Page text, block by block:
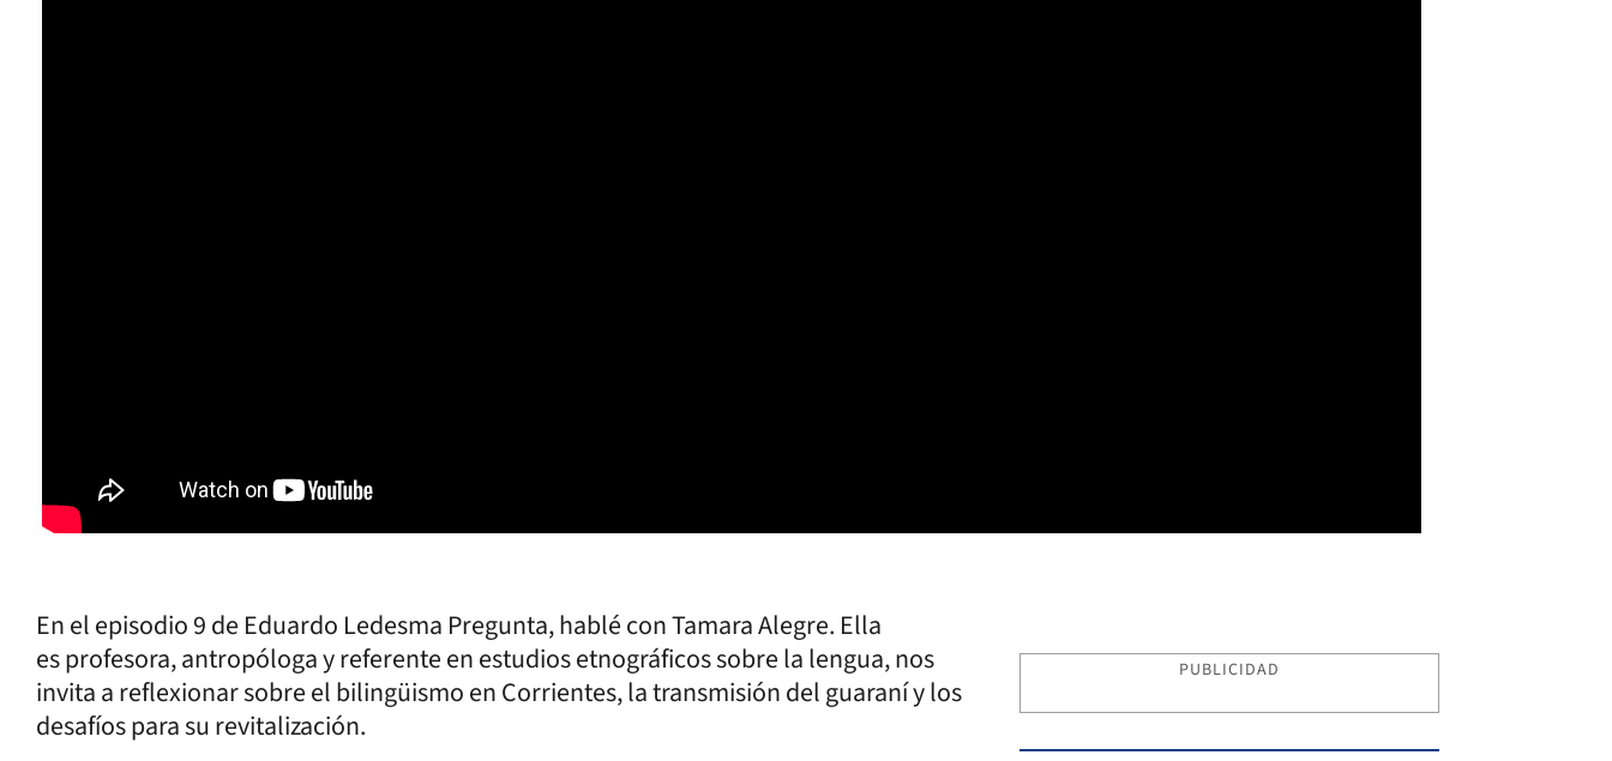
En el episodio 9 de Eduardo Ledesma Pregunta, hablé con Tamara Alegre. Ella
es profesora, antropóloga y referente en estudios etnográficos sobre la lengua, nos
invita a reflexionar sobre el bilingüismo en Corrientes, la transmisión del guaraní y los
desafíos para su revitalización.
PUBLICIDAD